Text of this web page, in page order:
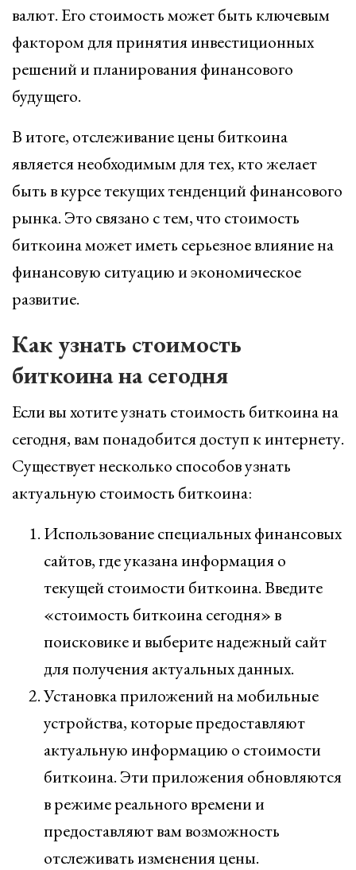
валют. Его стоимость может быть ключевым
фактором для принятия инвестиционных
решений и планирования финансового
будущего.
В итоге, отслеживание цены биткоина
является необходимым для тех, кто желает
быть в курсе текущих тенденций финансового
рынка. Это связано с тем, что стоимость
биткоина может иметь серьезное влияние на
финансовую ситуацию и экономическое
развитие.
Как узнать стоимость
биткоина на сегодня
Если вы хотите узнать стоимость биткоина на
сегодня, вам понадобится доступ к интернету.
Существует несколько способов узнать
актуальную стоимость биткоина:
Использование специальных финансовых
сайтов, где указана информация о
текущей стоимости биткоина. Введите
«стоимость биткоина сегодня» в
поисковике и выберите надежный сайт
для получения актуальных данных.
Установка приложений на мобильные
устройства, которые предоставляют
актуальную информацию о стоимости
биткоина. Эти приложения обновляются
в режиме реального времени и
предоставляют вам возможность
отслеживать изменения цены.